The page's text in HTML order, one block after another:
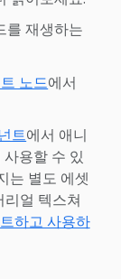
를 재생하는
노드에서
트에서 애니
용할 수 있
는 별도 에셋
얼 텍스쳐
하고 사용하